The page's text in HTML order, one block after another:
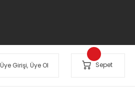
Üye Girişi, Üye Ol Sepet